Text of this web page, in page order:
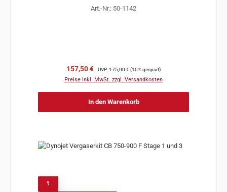
Art.-Nr.: 50-1142
Verkaufspreis:
157,50 € Regulärer Preis:
UVP:175,00 €(10% gespart)
Preise inkl. MwSt. zzgl. Versandkosten
In den Warenkorb